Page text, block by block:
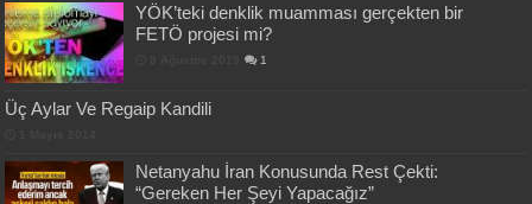
YÖK’teki denklik muamması gerçekten bir
FETÖ projesi mi?
1
Üç Aylar Ve Regaip Kandili
Netanyahu İran Konusunda Rest Çekti:
“Gereken Her Şeyi Yapacağız”